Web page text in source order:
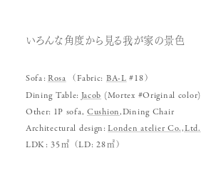
いろんな角度から見る我が家の景色
Sofa: Rosa （Fabric: BA-L #18）
Dining Table: Jacob (Mortex #Original color)
Other: 1P sofa, Cushion,Dining Chair
Architectural design: Londen atelier Co.,Ltd.
LDK: 35㎡（LD: 28㎡）